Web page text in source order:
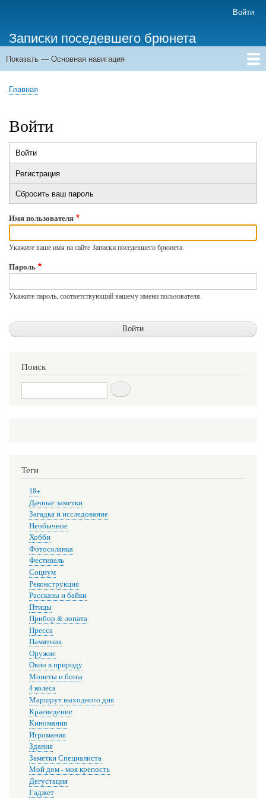
основному
содержанию
учётной
записи
пользователя
Войти
Записки поседевшего брюнета
Основная
Показать — Основная навигация
Главная
Строка
Главная
Войти
Главные
вкладки
Войти
вкладка)
Регистрация
Сбросить ваш пароль
Имя пользователя
Укажите ваше имя на сайте Записки поседевшего брюнета.
Пароль
Укажите пароль, соответствующий вашему имени пользователя.
Поиск
Поиск
Теги
18+
Дачные заметки
Загадка и исследование
Необычное
Хобби
Фотосолянка
Фестиваль
Социум
Реконструкция
Рассказы и байки
Птицы
Прибор & лопата
Пресса
Памятник
Оружие
Окно в природу
Монеты и боны
4 колеса
Маршрут выходного дня
Краеведение
Киномания
Игромания
Здания
Заметки Специалиста
Мой дом - моя крепость
Дегустация
Гаджет